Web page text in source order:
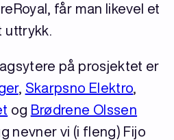
får man likevel et
uttrykk.
på prosjektet er
, Skarpsno Elektro
og Brødrene Olssen
nevner vi (i fleng) Fijo